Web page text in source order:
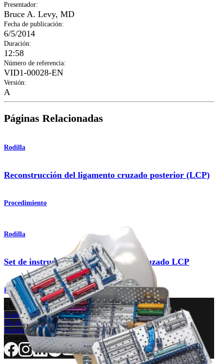
Presentador:
Bruce A. Levy, MD
Fecha de publicación:
6/5/2014
Duración:
12:58
Número de referencia:
VID1-00028-EN
Versión:
A
Páginas Relacionadas
Rodilla
Reconstrucción del ligamento cruzado posterior (LCP)
Procedimiento
Rodilla
Set de instrumental para ligamento cruzado LCP
Producto
¿Cómo podemos ayudarlo?
Contacte a un representante
Ver eventos, laboratorios y oportunidades educativas
Regístrese para recibir: ¿Qué hay de nuevo en Arthrex?
Conéctese con nosotros